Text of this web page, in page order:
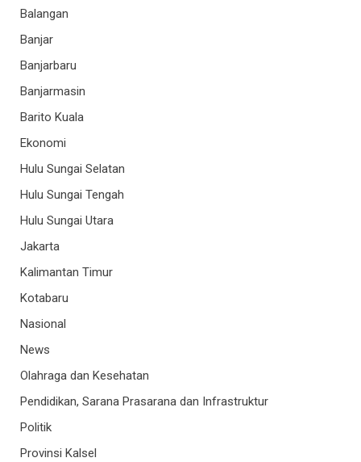
Balangan
Banjar
Banjarbaru
Banjarmasin
Barito Kuala
Ekonomi
Hulu Sungai Selatan
Hulu Sungai Tengah
Hulu Sungai Utara
Jakarta
Kalimantan Timur
Kotabaru
Nasional
News
Olahraga dan Kesehatan
Pendidikan, Sarana Prasarana dan Infrastruktur
Politik
Provinsi Kalsel